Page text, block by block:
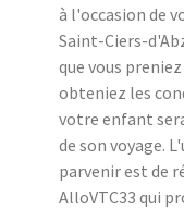
à l'occasion de
Saint-Ciers-
que vous
obteniez les
votre enfant
de son voyage.
parvenir est de
AlloVTC33 qui